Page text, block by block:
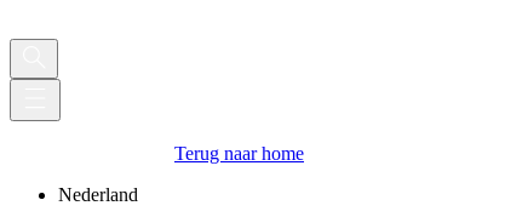
Terug naar home
Nederland